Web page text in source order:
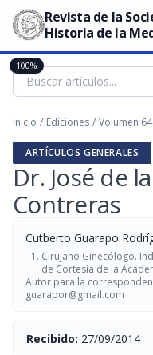
Revista de la
Historia de la
Inicio / Ediciones / Volumen 64
ARTÍCULOS GENERALES
Dr. José de
Contreras
Cutberto Guarapo
Cirujano Ginecólogo.
de Cortesía de la
Autor para la
guarapor@gmail.com
Recibido: 27/09/2014
100%